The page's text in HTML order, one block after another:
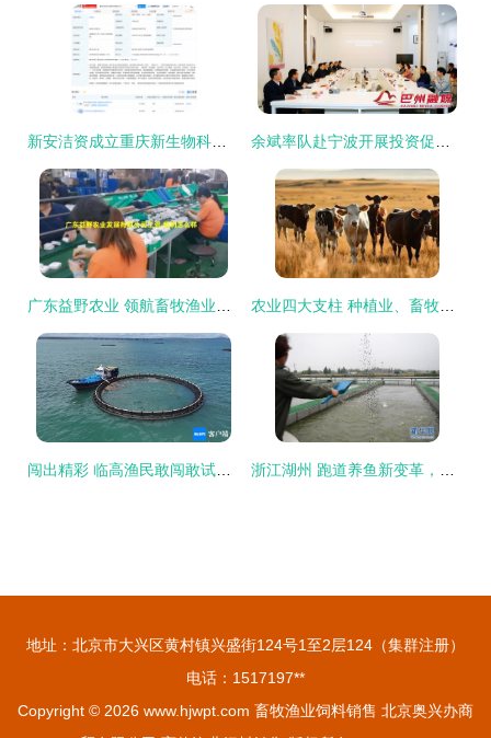
地址：北京市大兴区黄村镇兴盛街124号1至2层124（集群注册）
电话：1517197**
Copyright © 2026 www.hjwpt.com 畜牧渔业饲料销售 北京奥兴办商